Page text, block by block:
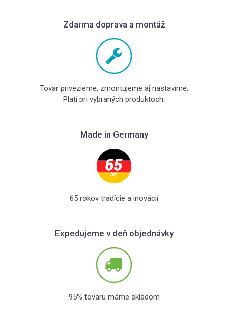
Zdarma doprava a montáž
Tovar privezieme, zmontujeme aj nastavíme.
Platí pri vybraných produktoch.
Made in Germany
65 rokov tradície a inovácií
Expedujeme v deň objednávky
95% tovaru máme skladom